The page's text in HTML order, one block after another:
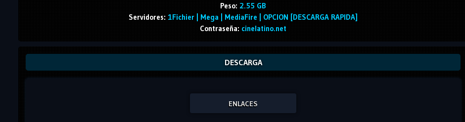
Peso: 2.55 GB
Servidores: 1Fichier | Mega | MediaFire | OPCION [DESCARGA RAPIDA]
Contraseña: cinelatino.net
DESCARGA
ENLACES